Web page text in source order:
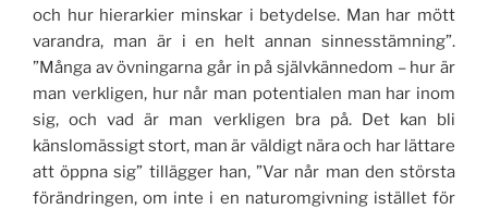
och hur hierarkier minskar i betydelse. Man har mött
varandra, man är i en helt annan sinnesstämning”.
”Många av övningarna går in på självkännedom – hur är
man verkligen, hur når man potentialen man har inom
sig, och vad är man verkligen bra på. Det kan bli
känslomässigt stort, man är väldigt nära och har lättare
att öppna sig” tillägger han, ”Var når man den största
förändringen, om inte i en naturomgivning istället för